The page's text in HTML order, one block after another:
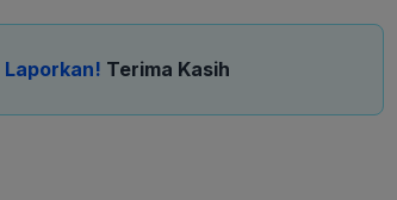
Laporkan! Terima Kasih